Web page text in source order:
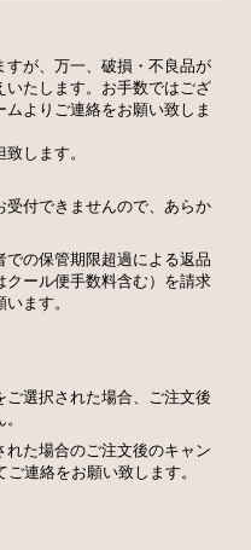
が、万一、破損・不良品が
いたします。お手数ではござ
よりご連絡をお願い致しま
します。
付できませんので、あらか
での保管期限超過による返品
ール便手数料含む）を請求
ます。
選択された場合、ご注文後
た場合のご注文後のキャン
連絡をお願い致します。